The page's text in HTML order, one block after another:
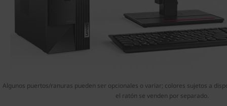
Algunos puertos/ranuras pueden ser opcionales o variar; colores sujetos a
el ratón se venden por separado.